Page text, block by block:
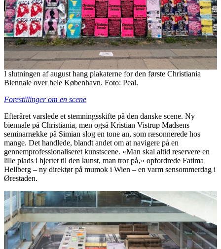
I slutningen af august hang plakaterne for den første Christiania
Biennale over hele København. Foto: Peal.
Forestillinger om en scene
Efteråret varslede et stemningsskifte på den danske scene. Ny
biennale på Christiania, men også Kristian Vistrup Madsens
seminarrække på Simian slog en tone an, som ræsonnerede hos
mange. Det handlede, blandt andet om at navigere på en
gennemprofessionaliseret kunstscene. «Man skal altid reservere en
lille plads i hjertet til den kunst, man tror på‚» opfordrede Fatima
Hellberg – ny direktør på mumok i Wien – en varm sensommerdag i
Ørestaden.